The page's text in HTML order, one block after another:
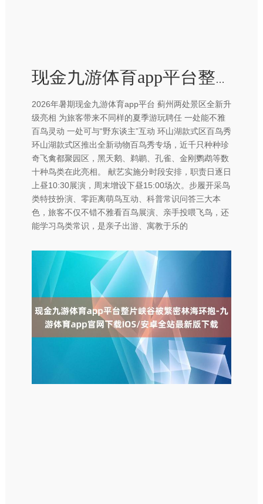
现金九游体育app平台整片峡谷被繁密林海环抱-九游体育app官网下载IOS/安卓全站最新版下载
2026年暑期现金九游体育app平台 蓟州两处景区全新升
级亮相 为旅客带来不同样的夏季游玩聘任 一处能不雅
百鸟灵动 一处可与“野东谈主”互动 环山湖款式区百鸟秀
环山湖款式区推出全新动物百鸟秀专场，近千只种种珍
奇飞禽都聚园区，黑天鹅、鹈鹕、孔雀、金刚鹦鹉等数
十种鸟类在此亮相。 献艺实施分时段安排，职责日逐日
上昼10:30展演，周末增设下昼15:00场次。步履开采鸟
类特技扮演、零距离萌鸟互动、科普常识问答三大本
色，旅客不仅不错不雅看百鸟展演、亲手投喂飞鸟，还
能学习鸟类常识，是亲子出游、寓教于乐的